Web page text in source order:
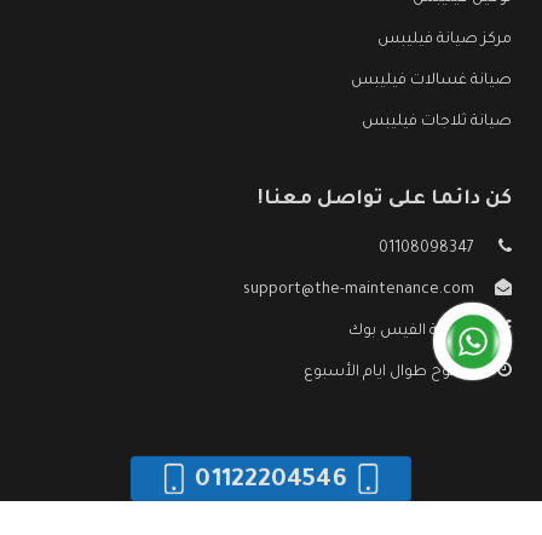
مركز صيانة فيليبس
صيانة غسالات فيليبس
صيانة ثلاجات فيليبس
كن دائما على تواصل معنا!
01108098347
support@the-maintenance.com
صفحة الفيس بوك
مفتوح طوال ايام الأسبوع
01122204546